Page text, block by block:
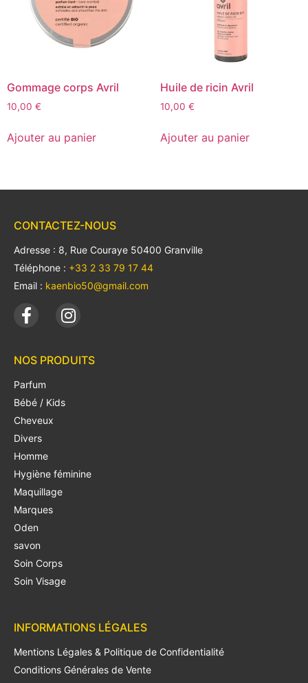
Gommage corps Avril
10,00 €
Ajouter au panier
Huile de ricin Avril
10,00 €
Ajouter au panier
CONTACTEZ-NOUS
Adresse : 8, Rue Couraye 50400 Granville
Téléphone : +33 2 33 79 17 44
Email : kaenbio50@gmail.com
NOS PRODUITS
Parfum
Bébé / Kids
Cheveux
Divers
Homme
Hygiène féminine
Maquillage
Marques
Oden
savon
Soin Corps
Soin Visage
INFORMATIONS LÉGALES
Mentions Légales & Politique de Confidentialité
Conditions Générales de Vente